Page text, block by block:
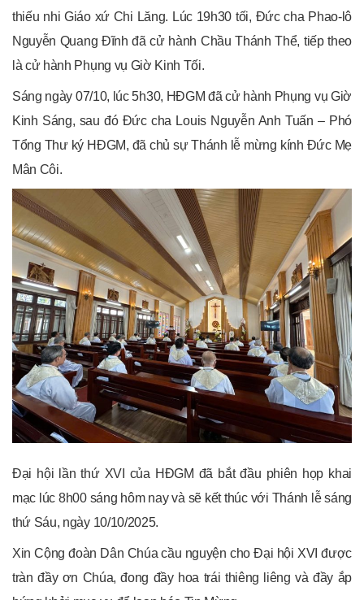
thiếu nhi Giáo xứ Chi Lăng. Lúc 19h30 tối, Đức cha Phao-lô
Nguyễn Quang Đĩnh đã cử hành Chầu Thánh Thể, tiếp theo
là cử hành Phụng vụ Giờ Kinh Tối.
Sáng ngày 07/10, lúc 5h30, HĐGM đã cử hành Phụng vụ Giờ
Kinh Sáng, sau đó Đức cha Louis Nguyễn Anh Tuấn – Phó
Tổng Thư ký HĐGM, đã chủ sự Thánh lễ mừng kính Đức Mẹ
Mân Côi.
Đại hội lần thứ XVI của HĐGM đã bắt đầu phiên họp khai
mạc lúc 8h00 sáng hôm nay và sẽ kết thúc với Thánh lễ sáng
thứ Sáu, ngày 10/10/2025.
Xin Cộng đoàn Dân Chúa cầu nguyện cho Đại hội XVI được
tràn đầy ơn Chúa, đong đầy hoa trái thiêng liêng và đầy ắp